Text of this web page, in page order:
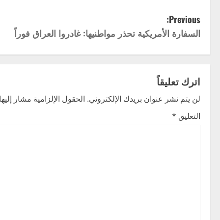
P
o
s
t
n
a
Previous:
السفارة الأمريكية تحذر مواطنيها: غادروا العراق فوراً
اترك تعليقاً
لن يتم نشر عنوان بريدك الإلكتروني. الحقول الإلزامية مشار
التعليق *